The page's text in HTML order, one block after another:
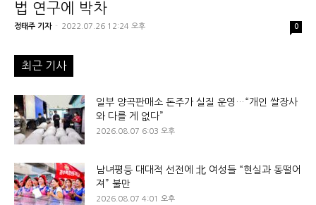
법 연구에 박차
정태주 기자 - 2022.07.26 12:24 오후 0
최근 기사
일부 양곡판매소 돈주가 실질 운영…“개인 쌀장사
와 다를 게 없다”
2026.08.07 6:03 오후
남녀평등 대대적 선전에 北 여성들 “현실과 동떨어
져” 불만
2026.08.07 4:01 오후